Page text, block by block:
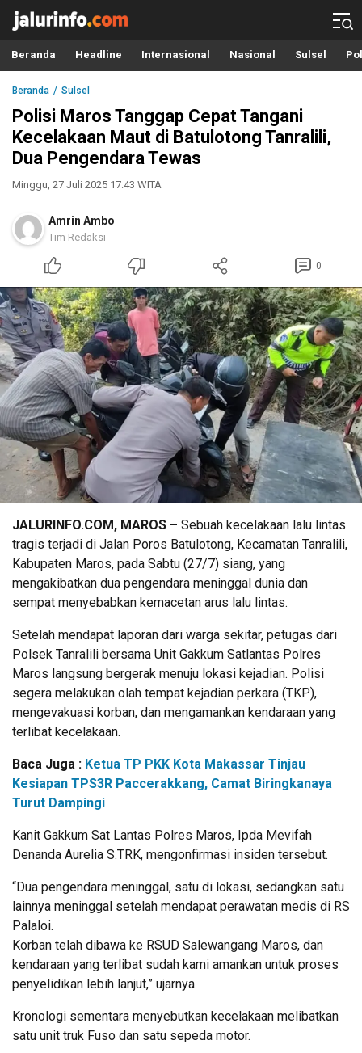
Info Terbaru, Berita Terkini Hari Ini, Jalurinfo.com
Terkini, Akurat dan Terpercaya
Beranda Headline Internasional Nasional Sulsel
Beranda Sulsel
Polisi Maros Tanggap Cepat Tangani
Kecelakaan Maut di Batulotong Tanralili,
Dua Pengendara Tewas
Minggu, 27 Juli 2025 17:43 WITA
Amrin Ambo
Tim Redaksi
0
JALURINFO.COM, MAROS – Sebuah kecelakaan lalu lintas
tragis terjadi di Jalan Poros Batulotong, Kecamatan Tanralili,
Kabupaten Maros, pada Sabtu (27/7) siang, yang
mengakibatkan dua pengendara meninggal dunia dan
sempat menyebabkan kemacetan arus lalu lintas.
Setelah mendapat laporan dari warga sekitar, petugas dari
Polsek Tanralili bersama Unit Gakkum Satlantas Polres
Maros langsung bergerak menuju lokasi kejadian. Polisi
segera melakukan olah tempat kejadian perkara (TKP),
mengevakuasi korban, dan mengamankan kendaraan yang
terlibat kecelakaan.
Baca Juga : Ketua TP PKK Kota Makassar Tinjau
Kesiapan TPS3R Paccerakkang, Camat Biringkanaya
Turut Dampingi
Kanit Gakkum Sat Lantas Polres Maros, Ipda Mevifah
Denanda Aurelia S.TRK, mengonfirmasi insiden tersebut.
“Dua pengendara meninggal, satu di lokasi, sedangkan satu
lainnya meninggal setelah mendapat perawatan medis di RS
Palaloi.
Korban telah dibawa ke RSUD Salewangang Maros, dan
kendaraan yang terlibat sudah kami amankan untuk proses
penyelidikan lebih lanjut,” ujarnya.
Kronologi sementara menyebutkan kecelakaan melibatkan
satu unit truk Fuso dan satu sepeda motor.